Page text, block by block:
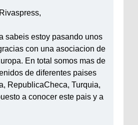
sabeis estoy pasando unos
con una asociacion de
En total somos mas de
de diferentes paises
RepublicaCheca, Turquia,
a conocer este pais y a